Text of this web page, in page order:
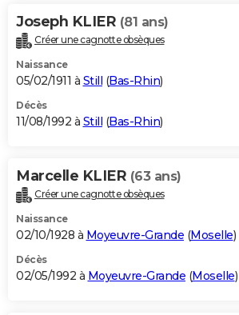
Joseph KLIER (81 ans)
Créer une cagnotte obsèques
Naissance
05/02/1911 à Still (Bas-Rhin)
Décès
11/08/1992 à Still (Bas-Rhin)
Marcelle KLIER (63 ans)
Créer une cagnotte obsèques
Naissance
02/10/1928 à Moyeuvre-Grande (Moselle)
Décès
02/05/1992 à Moyeuvre-Grande (Moselle)